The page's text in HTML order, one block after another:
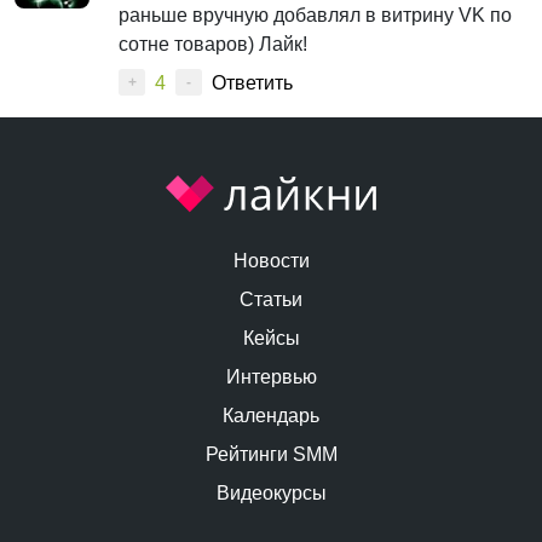
раньше вручную добавлял в витрину VK по
сотне товаров) Лайк!
+ 4 - Ответить
Новости
Статьи
Кейсы
Интервью
Календарь
Рейтинги SMM
Видеокурсы